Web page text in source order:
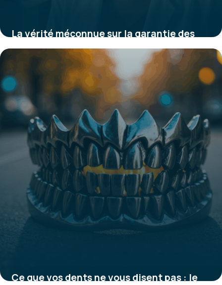
La vérité méconnue sur la garantie des
couronnes dentaires qui peut vous sauver
des coûts inattendus
28 août 2025
Ce que vos dents ne vous disent pas : le